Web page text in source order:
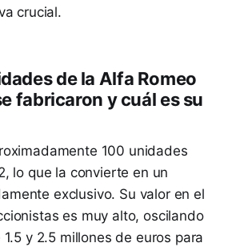
crucial.
de la Alfa Romeo
fabricaron y cuál es su
100 unidades
lo que la convierte en un
exclusivo. Su valor en el
es muy alto, oscilando
y 2.5 millones de euros para